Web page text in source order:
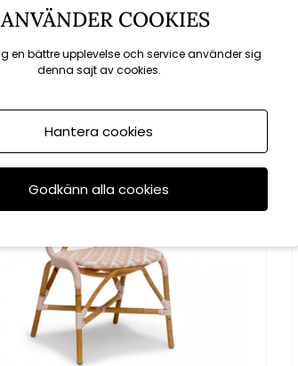
COOKIES
en bättre upplevelse och service använder sig
denna sajt av cookies.
Hantera cookies
Godkänn alla cookies